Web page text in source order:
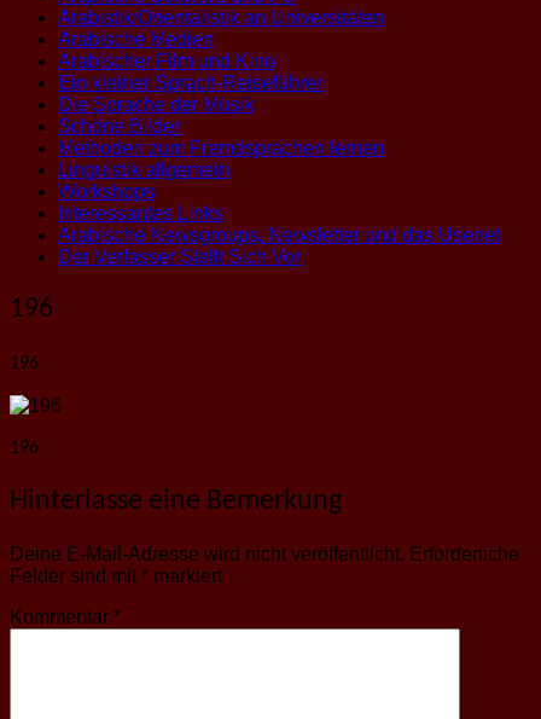
Arabistik/Orientalistik an Universitäten
Arabische Medien
Arabischer Film und Kino
Ein kleiner Sprach-Reiseführer
Die Sprache der Musik
Schöne Bilder
Methoden zum Fremdsprachen lernen
Linguistik allgemein
Workshops
Interessantes Links
Arabische Newsgroups, Newsletter und das Usenet
Der Verfasser Stellt Sich Vor
196
196
196
Hinterlasse eine Bemerkung
Deine E-Mail-Adresse wird nicht veröffentlicht. Erforderliche
Felder sind mit * markiert
Kommentar *